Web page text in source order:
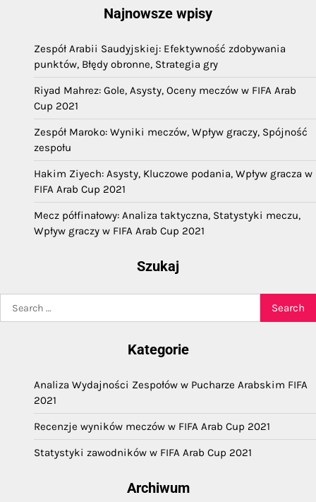
Najnowsze wpisy
Zespół Arabii Saudyjskiej: Efektywność zdobywania
punktów, Błędy obronne, Strategia gry
Riyad Mahrez: Gole, Asysty, Oceny meczów w FIFA Arab
Cup 2021
Zespół Maroko: Wyniki meczów, Wpływ graczy, Spójność
zespołu
Hakim Ziyech: Asysty, Kluczowe podania, Wpływ gracza w
FIFA Arab Cup 2021
Mecz półfinałowy: Analiza taktyczna, Statystyki meczu,
Wpływ graczy w FIFA Arab Cup 2021
Szukaj
for:
Kategorie
Analiza Wydajności Zespołów w Pucharze Arabskim FIFA
2021
Recenzje wyników meczów w FIFA Arab Cup 2021
Statystyki zawodników w FIFA Arab Cup 2021
Archiwum